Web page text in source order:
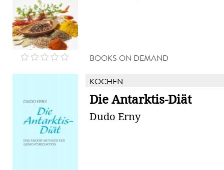
BOOKS ON DEMAND
KOCHEN
Die Antarktis-Diät
Dudo Erny